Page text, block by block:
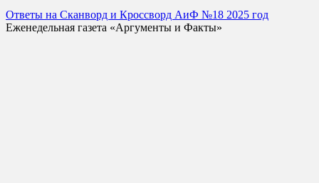
Ответы на Сканворд и Кроссворд АиФ №18 2025 год
Еженедельная газета «Аргументы и Факты»